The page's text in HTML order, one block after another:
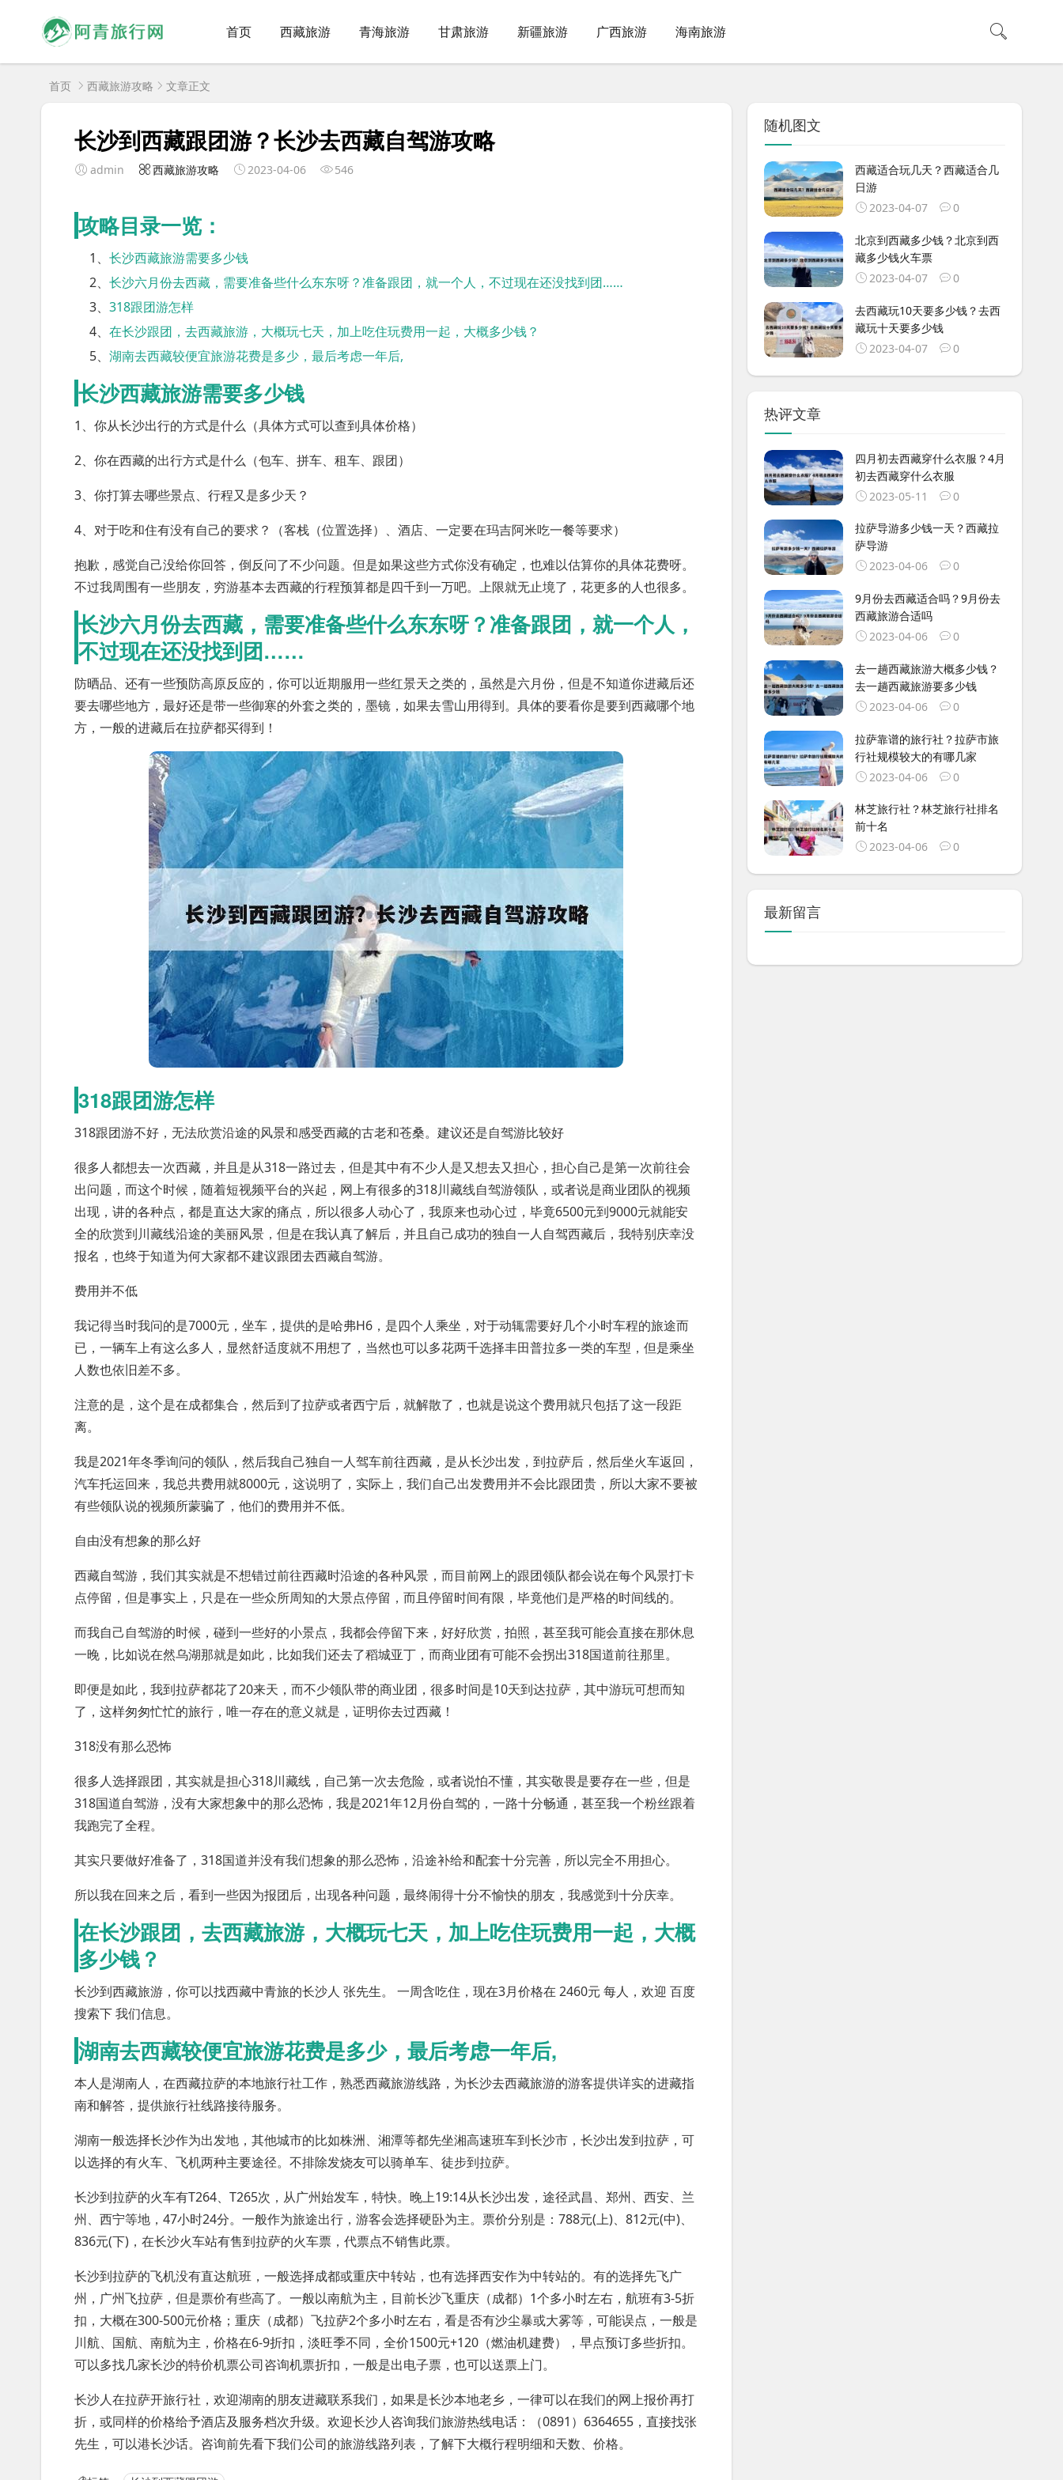
首页 西藏旅游 青海旅游 甘肃旅游 新疆旅游 广西旅游 海南旅游
首页 西藏旅游攻略 文章正文
长沙到西藏跟团游？长沙去西藏自驾游攻略
admin 西藏旅游攻略 2023-04-06 546
攻略目录一览：
1、长沙西藏旅游需要多少钱
2、长沙六月份去西藏，需要准备些什么东东呀？准备跟团，就一个人，不过现在还没找到团……
3、318跟团游怎样
4、在长沙跟团，去西藏旅游，大概玩七天，加上吃住玩费用一起，大概多少钱？
5、湖南去西藏较便宜旅游花费是多少，最后考虑一年后,
长沙西藏旅游需要多少钱
1、你从长沙出行的方式是什么（具体方式可以查到具体价格）
2、你在西藏的出行方式是什么（包车、拼车、租车、跟团）
3、你打算去哪些景点、行程又是多少天？
4、对于吃和住有没有自己的要求？（客栈（位置选择）、酒店、一定要在玛吉阿米吃一餐等要求）
抱歉，感觉自己没给你回答，倒反问了不少问题。但是如果这些方式你没有确定，也难以估算你的具体花费呀。
不过我周围有一些朋友，穷游基本去西藏的行程预算都是四千到一万吧。上限就无止境了，花更多的人也很多。
长沙六月份去西藏，需要准备些什么东东呀？准备跟团，就一个人，
不过现在还没找到团……
防晒品、还有一些预防高原反应的，你可以近期服用一些红景天之类的，虽然是六月份，但是不知道你进藏后还
要去哪些地方，最好还是带一些御寒的外套之类的，墨镜，如果去雪山用得到。具体的要看你是要到西藏哪个地
方，一般的进藏后在拉萨都买得到！
318跟团游怎样
318跟团游不好，无法欣赏沿途的风景和感受西藏的古老和苍桑。建议还是自驾游比较好
很多人都想去一次西藏，并且是从318一路过去，但是其中有不少人是又想去又担心，担心自己是第一次前往会
出问题，而这个时候，随着短视频平台的兴起，网上有很多的318川藏线自驾游领队，或者说是商业团队的视频
出现，讲的各种点，都是直达大家的痛点，所以很多人动心了，我原来也动心过，毕竟6500元到9000元就能安
全的欣赏到川藏线沿途的美丽风景，但是在我认真了解后，并且自己成功的独自一人自驾西藏后，我特别庆幸没
报名，也终于知道为何大家都不建议跟团去西藏自驾游。
费用并不低
我记得当时我问的是7000元，坐车，提供的是哈弗H6，是四个人乘坐，对于动辄需要好几个小时车程的旅途而
已，一辆车上有这么多人，显然舒适度就不用想了，当然也可以多花两千选择丰田普拉多一类的车型，但是乘坐
人数也依旧差不多。
注意的是，这个是在成都集合，然后到了拉萨或者西宁后，就解散了，也就是说这个费用就只包括了这一段距
离。
我是2021年冬季询问的领队，然后我自己独自一人驾车前往西藏，是从长沙出发，到拉萨后，然后坐火车返回，
汽车托运回来，我总共费用就8000元，这说明了，实际上，我们自己出发费用并不会比跟团贵，所以大家不要被
有些领队说的视频所蒙骗了，他们的费用并不低。
自由没有想象的那么好
西藏自驾游，我们其实就是不想错过前往西藏时沿途的各种风景，而目前网上的跟团领队都会说在每个风景打卡
点停留，但是事实上，只是在一些众所周知的大景点停留，而且停留时间有限，毕竟他们是严格的时间线的。
而我自己自驾游的时候，碰到一些好的小景点，我都会停留下来，好好欣赏，拍照，甚至我可能会直接在那休息
一晚，比如说在然乌湖那就是如此，比如我们还去了稻城亚丁，而商业团有可能不会拐出318国道前往那里。
即便是如此，我到拉萨都花了20来天，而不少领队带的商业团，很多时间是10天到达拉萨，其中游玩可想而知
了，这样匆匆忙忙的旅行，唯一存在的意义就是，证明你去过西藏！
318没有那么恐怖
很多人选择跟团，其实就是担心318川藏线，自己第一次去危险，或者说怕不懂，其实敬畏是要存在一些，但是
318国道自驾游，没有大家想象中的那么恐怖，我是2021年12月份自驾的，一路十分畅通，甚至我一个粉丝跟着
我跑完了全程。
其实只要做好准备了，318国道并没有我们想象的那么恐怖，沿途补给和配套十分完善，所以完全不用担心。
所以我在回来之后，看到一些因为报团后，出现各种问题，最终闹得十分不愉快的朋友，我感觉到十分庆幸。
在长沙跟团，去西藏旅游，大概玩七天，加上吃住玩费用一起，大概
多少钱？
长沙到西藏旅游，你可以找西藏中青旅的长沙人 张先生。 一周含吃住，现在3月价格在 2460元 每人，欢迎 百度
搜索下 我们信息。
湖南去西藏较便宜旅游花费是多少，最后考虑一年后,
本人是湖南人，在西藏拉萨的本地旅行社工作，熟悉西藏旅游线路，为长沙去西藏旅游的游客提供详实的进藏指
南和解答，提供旅行社线路接待服务。
湖南一般选择长沙作为出发地，其他城市的比如株洲、湘潭等都先坐湘高速班车到长沙市，长沙出发到拉萨，可
以选择的有火车、飞机两种主要途径。不排除发烧友可以骑单车、徒步到拉萨。
长沙到拉萨的火车有T264、T265次，从广州始发车，特快。晚上19:14从长沙出发，途径武昌、郑州、西安、兰
州、西宁等地，47小时24分。一般作为旅途出行，游客会选择硬卧为主。票价分别是：788元(上)、812元(中)、
836元(下)，在长沙火车站有售到拉萨的火车票，代票点不销售此票。
长沙到拉萨的飞机没有直达航班，一般选择成都或重庆中转站，也有选择西安作为中转站的。有的选择先飞广
州，广州飞拉萨，但是票价有些高了。一般以南航为主，目前长沙飞重庆（成都）1个多小时左右，航班有3-5折
扣，大概在300-500元价格；重庆（成都）飞拉萨2个多小时左右，看是否有沙尘暴或大雾等，可能误点，一般是
川航、国航、南航为主，价格在6-9折扣，淡旺季不同，全价1500元+120（燃油机建费），早点预订多些折扣。
可以多找几家长沙的特价机票公司咨询机票折扣，一般是出电子票，也可以送票上门。
长沙人在拉萨开旅行社，欢迎湖南的朋友进藏联系我们，如果是长沙本地老乡，一律可以在我们的网上报价再打
折，或同样的价格给予酒店及服务档次升级。欢迎长沙人咨询我们旅游热线电话：（0891）6364655，直接找张
先生，可以港长沙话。咨询前先看下我们公司的旅游线路列表，了解下大概行程明细和天数、价格。
随机图文
西藏适合玩几天？西藏适合几
日游
2023-04-07
0
北京到西藏多少钱？北京到西
藏多少钱火车票
2023-04-07
0
去西藏玩10天要多少钱？去西
藏玩十天要多少钱
2023-04-07
0
热评文章
四月初去西藏穿什么衣服？4月
初去西藏穿什么衣服
2023-05-11
0
拉萨导游多少钱一天？西藏拉
萨导游
2023-04-06
0
9月份去西藏适合吗？9月份去
西藏旅游合适吗
2023-04-06
0
去一趟西藏旅游大概多少钱？
去一趟西藏旅游要多少钱
2023-04-06
0
拉萨靠谱的旅行社？拉萨市旅
行社规模较大的有哪几家
2023-04-06
0
林芝旅行社？林芝旅行社排名
前十名
2023-04-06
0
最新留言